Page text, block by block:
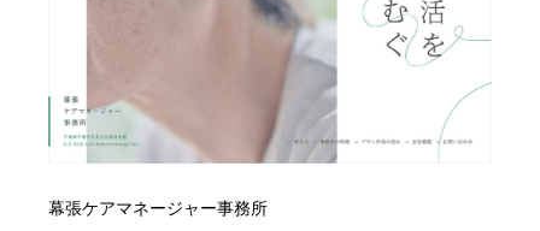
幕張ケアマネージャー事務所